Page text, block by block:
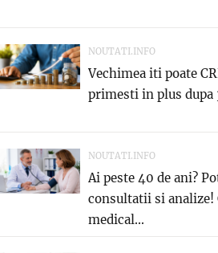
NOUTATI.INFO
Vechimea iti poate
primesti in plus dupa
NOUTATI.INFO
Ai peste 40 de ani?
consultatii si analize!
medical...